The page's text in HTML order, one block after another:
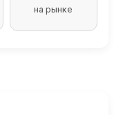
на рынке